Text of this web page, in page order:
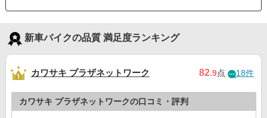
新車バイクの品質 満足度ランキング
カワサキ プラザネットワーク 82.9点 18件
カワサキ プラザネットワークの口コミ・評判